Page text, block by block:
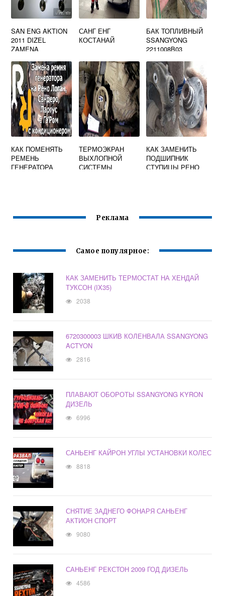
SAN ENG AKTION
2011 DIZEL
ZAMENA
САНГ ЕНГ
КОСТАНАЙ
БАК ТОПЛИВНЫЙ
SSANGYONG
2211008B03
КАК ПОМЕНЯТЬ
РЕМЕНЬ
ГЕНЕРАТОРА
ТЕРМОЭКРАН
ВЫХЛОПНОЙ
СИСТЕМЫ
КАК ЗАМЕНИТЬ
ПОДШИПНИК
СТУПИЦЫ РЕНО
Реклама
Самое популярное:
КАК ЗАМЕНИТЬ ТЕРМОСТАТ НА ХЕНДАЙ
ТУКСОН (IX35)
2038
6720300003 ШКИВ КОЛЕНВАЛА SSANGYONG
ACTYON
2816
ПЛАВАЮТ ОБОРОТЫ SSANGYONG KYRON
ДИЗЕЛЬ
6996
САНЬЕНГ КАЙРОН УГЛЫ УСТАНОВКИ КОЛЕС
8818
СНЯТИЕ ЗАДНЕГО ФОНАРЯ САНЬЕНГ
АКТИОН СПОРТ
9080
САНЬЕНГ РЕКСТОН 2009 ГОД ДИЗЕЛЬ
4586